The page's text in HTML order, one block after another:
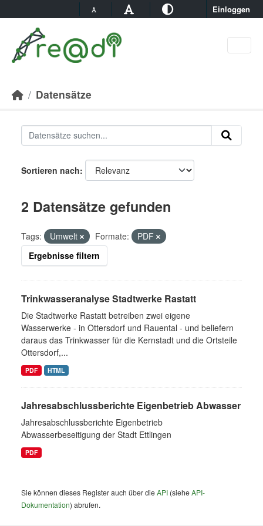
Einloggen
Datensätze
Sortieren nach
2 Datensätze gefunden
Tags: Umwelt Formate:
PDF
Ergebnisse filtern
Trinkwasseranalyse Stadtwerke Rastatt
Die Stadtwerke Rastatt betreiben zwei eigene
Wasserwerke - in Ottersdorf und Rauental - und beliefern
daraus das Trinkwasser für die Kernstadt und die Ortsteile
Ottersdorf,...
PDF HTML
Jahresabschlussberichte Eigenbetrieb Abwasser
Jahresabschlussberichte Eigenbetrieb
Abwasserbeseitigung der Stadt Ettlingen
PDF
Sie können dieses Register auch über dieAPI (sieheAPI-
Dokumentation) abrufen.